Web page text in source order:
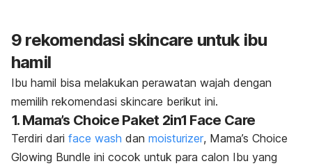
9 rekomendasi skincare untuk ibu
hamil
Ibu hamil bisa melakukan perawatan wajah dengan
memilih rekomendasi skincare berikut ini.
1. Mama’s Choice Paket 2in1 Face Care
Terdiri dari face wash dan moisturizer, Mama’s Choice
Glowing Bundle ini cocok untuk para calon Ibu yang